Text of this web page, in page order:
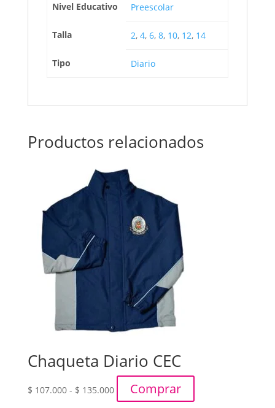
Nivel Educativo Preescolar
Talla 2, 4, 6, 8, 10, 12, 14
Tipo Diario
Productos relacionados
Chaqueta Diario CEC
$ 107.000 - $ 135.000Rango
de
Comprar